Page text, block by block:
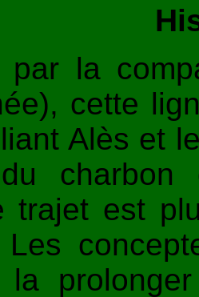
par la
cette
Alès et
trajet est
Les